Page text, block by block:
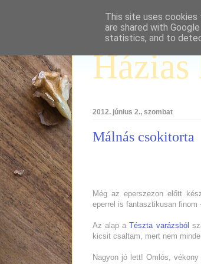
Házias
2012. június 2., szombat
Málnás csokitorta
Még az eperszezon előtt
eperrel is fantasztikusan
Az alap aTészta varázsból
kicsit csaltam, mert nem
Nagyon jó lett! Omlós,
This site uses cookies
are shared with
statistics, and to